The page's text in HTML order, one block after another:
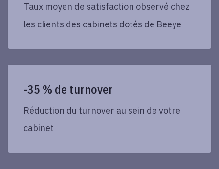
Taux moyen de satisfaction observé chez
les clients des cabinets dotés de Beeye
-35 % de turnover
Réduction du turnover au sein de votre
cabinet